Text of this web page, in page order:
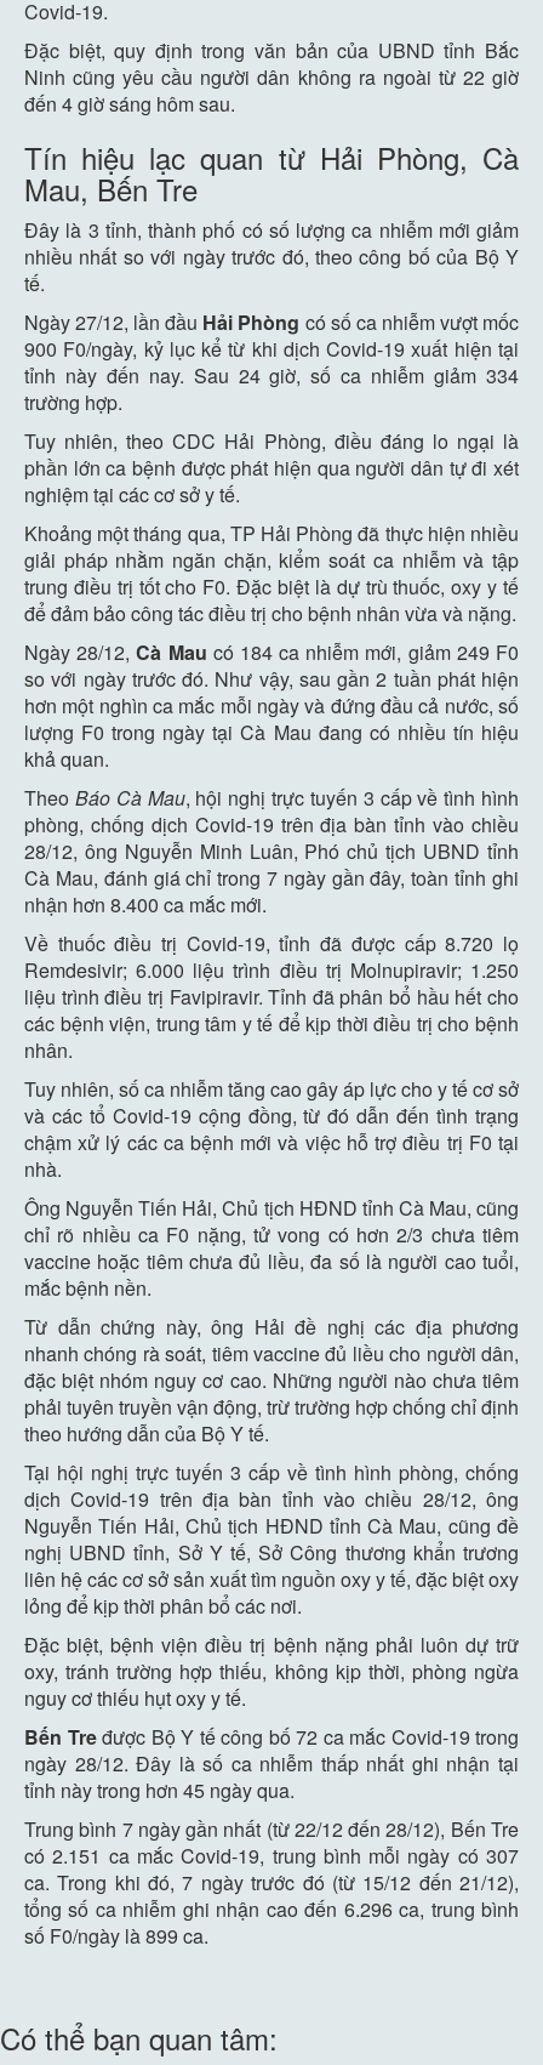
Covid-19.
Đặc biệt, quy định trong văn bản của UBND tỉnh Bắc
Ninh cũng yêu cầu người dân không ra ngoài từ 22 giờ
đến 4 giờ sáng hôm sau.
Tín hiệu lạc quan từ Hải Phòng, Cà
Mau, Bến Tre
Đây là 3 tỉnh, thành phố có số lượng ca nhiễm mới giảm
nhiều nhất so với ngày trước đó, theo công bố của Bộ Y
tế.
Ngày 27/12, lần đầu Hải Phòng có số ca nhiễm vượt mốc
900 F0/ngày, kỷ lục kể từ khi dịch Covid-19 xuất hiện tại
tỉnh này đến nay. Sau 24 giờ, số ca nhiễm giảm 334
trường hợp.
Tuy nhiên, theo CDC Hải Phòng, điều đáng lo ngại là
phần lớn ca bệnh được phát hiện qua người dân tự đi xét
nghiệm tại các cơ sở y tế.
Khoảng một tháng qua, TP Hải Phòng đã thực hiện nhiều
giải pháp nhằm ngăn chặn, kiểm soát ca nhiễm và tập
trung điều trị tốt cho F0. Đặc biệt là dự trù thuốc, oxy y tế
để đảm bảo công tác điều trị cho bệnh nhân vừa và nặng.
Ngày 28/12,Cà Mau có 184 ca nhiễm mới, giảm 249 F0
so với ngày trước đó. Như vậy, sau gần 2 tuần phát hiện
hơn một nghìn ca mắc mỗi ngày và đứng đầu cả nước, số
lượng F0 trong ngày tại Cà Mau đang có nhiều tín hiệu
khả quan.
Theo Báo Cà Mau, hội nghị trực tuyến 3 cấp về tình hình
phòng, chống dịch Covid-19 trên địa bàn tỉnh vào chiều
28/12, ông Nguyễn Minh Luân, Phó chủ tịch UBND tỉnh
Cà Mau, đánh giá chỉ trong 7 ngày gần đây, toàn tỉnh ghi
nhận hơn 8.400 ca mắc mới.
Về thuốc điều trị Covid-19, tỉnh đã được cấp 8.720 lọ
Remdesivir; 6.000 liệu trình điều trị Molnupiravir; 1.250
liệu trình điều trị Favipiravir. Tỉnh đã phân bổ hầu hết cho
các bệnh viện, trung tâm y tế để kịp thời điều trị cho bệnh
nhân.
Tuy nhiên, số ca nhiễm tăng cao gây áp lực cho y tế cơ sở
và các tổ Covid-19 cộng đồng, từ đó dẫn đến tình trạng
chậm xử lý các ca bệnh mới và việc hỗ trợ điều trị F0 tại
nhà.
Ông Nguyễn Tiến Hải, Chủ tịch HĐND tỉnh Cà Mau, cũng
chỉ rõ nhiều ca F0 nặng, tử vong có hơn 2/3 chưa tiêm
vaccine hoặc tiêm chưa đủ liều, đa số là người cao tuổi,
mắc bệnh nền.
Từ dẫn chứng này, ông Hải đề nghị các địa phương
nhanh chóng rà soát, tiêm vaccine đủ liều cho người dân,
đặc biệt nhóm nguy cơ cao. Những người nào chưa tiêm
phải tuyên truyền vận động, trừ trường hợp chống chỉ định
theo hướng dẫn của Bộ Y tế.
Tại hội nghị trực tuyến 3 cấp về tình hình phòng, chống
dịch Covid-19 trên địa bàn tỉnh vào chiều 28/12, ông
Nguyễn Tiến Hải, Chủ tịch HĐND tỉnh Cà Mau, cũng đề
nghị UBND tỉnh, Sở Y tế, Sở Công thương khẩn trương
liên hệ các cơ sở sản xuất tìm nguồn oxy y tế, đặc biệt oxy
lỏng để kịp thời phân bổ các nơi.
Đặc biệt, bệnh viện điều trị bệnh nặng phải luôn dự trữ
oxy, tránh trường hợp thiếu, không kịp thời, phòng ngừa
nguy cơ thiếu hụt oxy y tế.
Bến Tređược Bộ Y tế công bố 72 ca mắc Covid-19 trong
ngày 28/12. Đây là số ca nhiễm thấp nhất ghi nhận tại
tỉnh này trong hơn 45 ngày qua.
Trung bình 7 ngày gần nhất (từ 22/12 đến 28/12), Bến Tre
có 2.151 ca mắc Covid-19, trung bình mỗi ngày có 307
ca. Trong khi đó, 7 ngày trước đó (từ 15/12 đến 21/12),
tổng số ca nhiễm ghi nhận cao đến 6.296 ca, trung bình
số F0/ngày là 899 ca.
Có thể bạn quan tâm: